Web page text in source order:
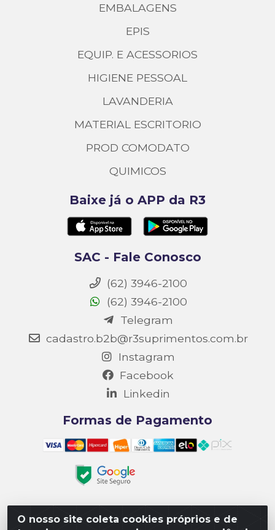
O nosso site coleta cookies próprios e de
EMBALAGENS
EPIS
EQUIP. E ACESSORIOS
HIGIENE PESSOAL
LAVANDERIA
MATERIAL ESCRITORIO
PROD COMODATO
QUIMICOS
Baixe já o APP da R3
SAC - Fale Conosco
(62) 3946-2100
(62) 3946-2100
Telegram
cadastro.b2b@r3suprimentos.com.br
Instagram
Facebook
Linkedin
Formas de Pagamento
Matriz R3 Suprimentos - Rua 14, Polo Empresarial Goiás